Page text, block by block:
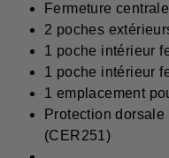
Fermeture
2 poches
1 poche intérieur
1 poche intérieur
1 emplacement
Protection
(CER251)